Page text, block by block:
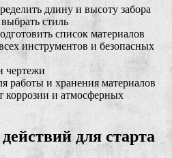
длину и высоту забора
стиль
список материалов
инструментов и безопасных
чертежи
работы и хранения материалов
коррозии и атмосферных
для старта